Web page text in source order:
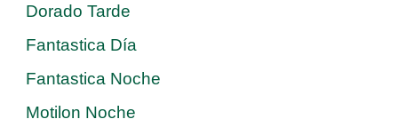
Dorado Tarde
Fantastica Día
Fantastica Noche
Motilon Noche